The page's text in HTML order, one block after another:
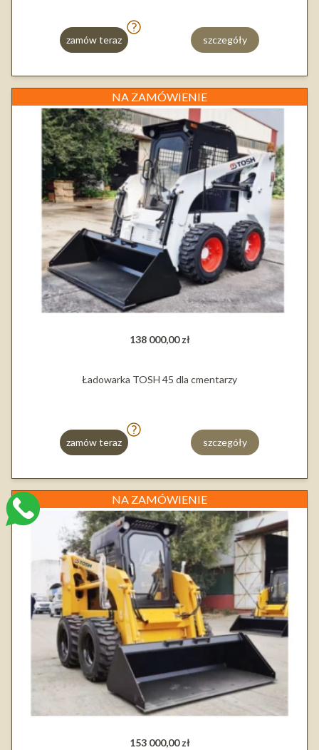
zamów teraz szczegóły
NA ZAMÓWIENIE
138 000,00 zł
Ładowarka TOSH 45 dla cmentarzy
zamów teraz szczegóły
NA ZAMÓWIENIE
153 000,00 zł